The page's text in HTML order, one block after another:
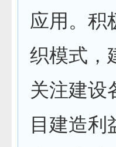
应用。积
织模式，
关注建设
目建造利